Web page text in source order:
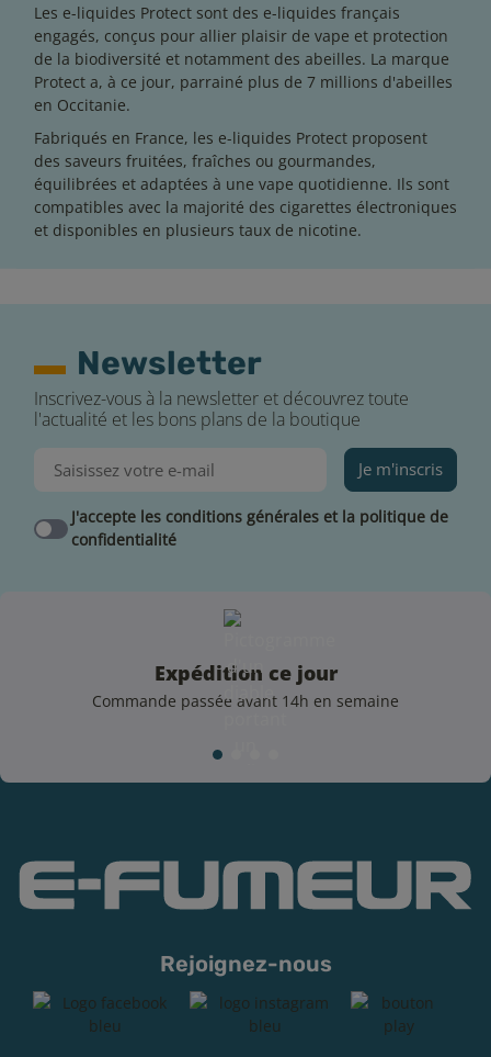
Les e-liquides Protect sont des e-liquides français
engagés, conçus pour allier plaisir de vape et protection
de la biodiversité et notamment des abeilles. La marque
Protect a, à ce jour, parrainé plus de 7 millions d'abeilles
en Occitanie.
Fabriqués en France, les e-liquides Protect proposent
des saveurs fruitées, fraîches ou gourmandes,
équilibrées et adaptées à une vape quotidienne. Ils sont
compatibles avec la majorité des cigarettes électroniques
et disponibles en plusieurs taux de nicotine.
Newsletter
Inscrivez-vous à la newsletter et découvrez toute
l'actualité et les bons plans de la boutique
Je m'inscris
J'accepte les conditions générales et la politique de
confidentialité
Expédition ce jour
Commande passée avant 14h en semaine
Rejoignez-nous